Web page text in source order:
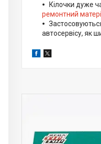
Кілочки дуже
ремонтний
автосервісу, як